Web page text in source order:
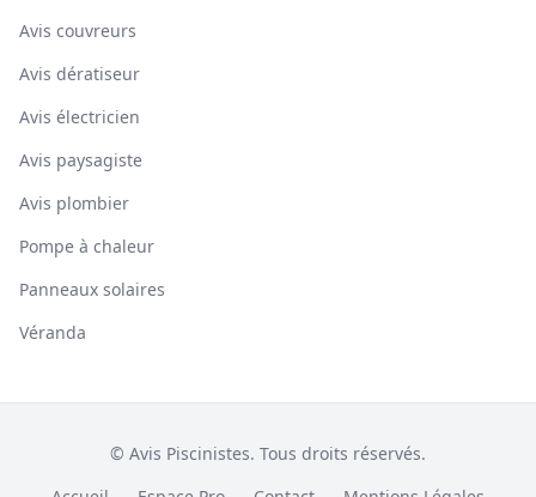
Avis couvreurs
Avis dératiseur
Avis électricien
Avis paysagiste
Avis plombier
Pompe à chaleur
Panneaux solaires
Véranda
© Avis Piscinistes. Tous droits réservés.